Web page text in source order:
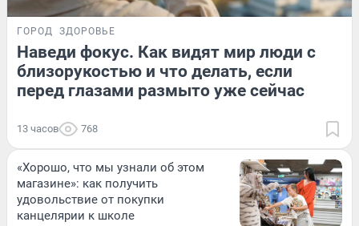
ГОРОД ЗДОРОВЬЕ
Наведи фокус. Как видят мир люди с
близорукостью и что делать, если
перед глазами размыто уже сейчас
13 часов 768
«Хорошо, что мы узнали об этом
магазине»: как получить
удовольствие от покупки
канцелярии к школе